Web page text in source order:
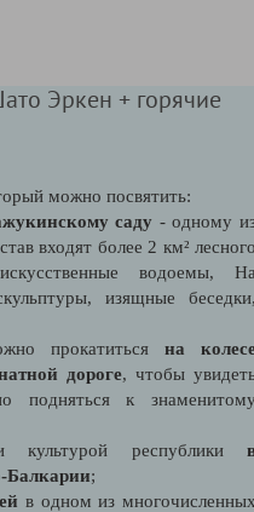
Эркен + горячие
можно посвятить:
саду - одному
входят более 2 км²
водоемы,
изящные
прокатиться на
дороге, чтобы
к
республики
Балкарии;
в одном из